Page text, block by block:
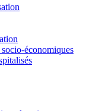
économiques